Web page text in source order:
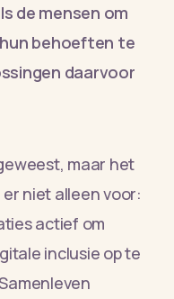
de mensen om
behoeften te
daarvoor
maar het
niet alleen voor:
actief om
inclusie op te